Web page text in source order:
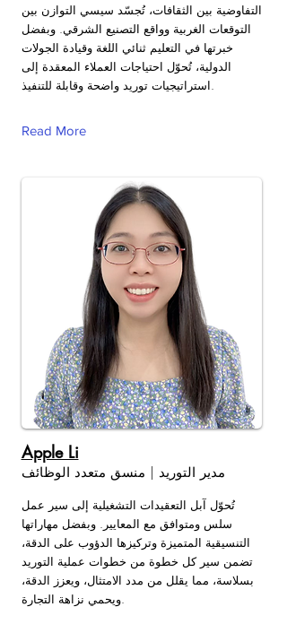
التفاوضية بين الثقافات، تُجسّد سيسي التوازن بين
التوقعات الغربية وواقع التصنيع الشرقي. وبفضل
خبرتها في التعليم ثنائي اللغة وقيادة الجولات
الدولية، تُحوّل احتياجات العملاء المعقدة إلى
استراتيجيات توريد واضحة وقابلة للتنفيذ.
Read More
Apple Li
مدير التوريد | منسق متعدد الوظائف
تُحوّل آبل التعقيدات التشغيلية إلى سير عمل
سلس ومتوافق مع المعايير. وبفضل مهاراتها
التنسيقية المتميزة وتركيزها الدؤوب على الدقة،
تضمن سير كل خطوة من خطوات عملية التوريد
بسلاسة، مما يقلل من مدد الامتثال، ويعزز الدقة،
ويحمي نزاهة التجارة.